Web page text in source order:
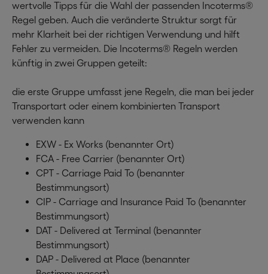
wertvolle Tipps für die Wahl der passenden Incoterms®
Regel geben. Auch die veränderte Struktur sorgt für
mehr Klarheit bei der richtigen Verwendung und hilft
Fehler zu vermeiden. Die Incoterms® Regeln werden
künftig in zwei Gruppen geteilt:
die erste Gruppe umfasst jene Regeln, die man bei jeder
Transportart oder einem kombinierten Transport
verwenden kann
EXW - Ex Works (benannter Ort)
FCA - Free Carrier (benannter Ort)
CPT - Carriage Paid To (benannter
Bestimmungsort)
CIP - Carriage and Insurance Paid To (benannter
Bestimmungsort)
DAT - Delivered at Terminal (benannter
Bestimmungsort)
DAP - Delivered at Place (benannter